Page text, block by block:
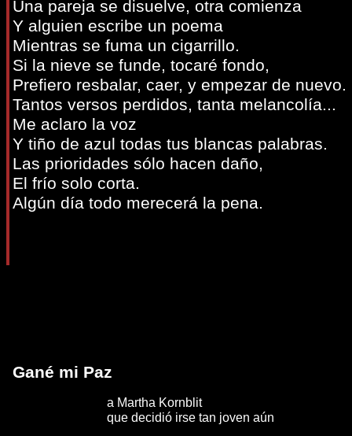
Una pareja se disuelve, otra comienza
Y alguien escribe un poema
Mientras se fuma un cigarrillo.
Si la nieve se funde, tocaré fondo,
Prefiero resbalar, caer, y empezar de nuevo.
Tantos versos perdidos, tanta melancolía...
Me aclaro la voz
Y tiño de azul todas tus blancas palabras.
Las prioridades sólo hacen daño,
El frío solo corta.
Algún día todo merecerá la pena.
Gané mi Paz
a Martha Kornblit
que decidió irse tan joven aún